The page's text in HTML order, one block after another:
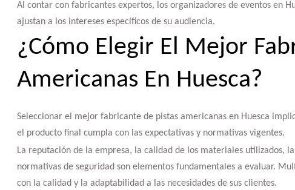
Al contar con fabricantes expertos, los organizadores de eventos en
ajustan a los intereses específicos de su audiencia.
¿Cómo Elegir El Mejor
Americanas En Huesca?
Seleccionar el mejor fabricante de pistas americanas en Huesca
el producto final cumpla con las expectativas y normativas vigentes.
La reputación de la empresa, la calidad de los materiales utilizados,
normativas de seguridad son elementos fundamentales a evaluar.
con la calidad y la adaptabilidad a las necesidades de sus clientes.